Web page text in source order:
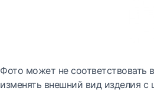
Фото может не соответствовать
изменять внешний вид изделия с